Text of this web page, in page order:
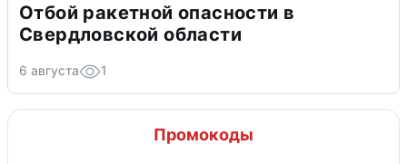
Отбой ракетной опасности в
Свердловской области
6 августа 1
Промокоды